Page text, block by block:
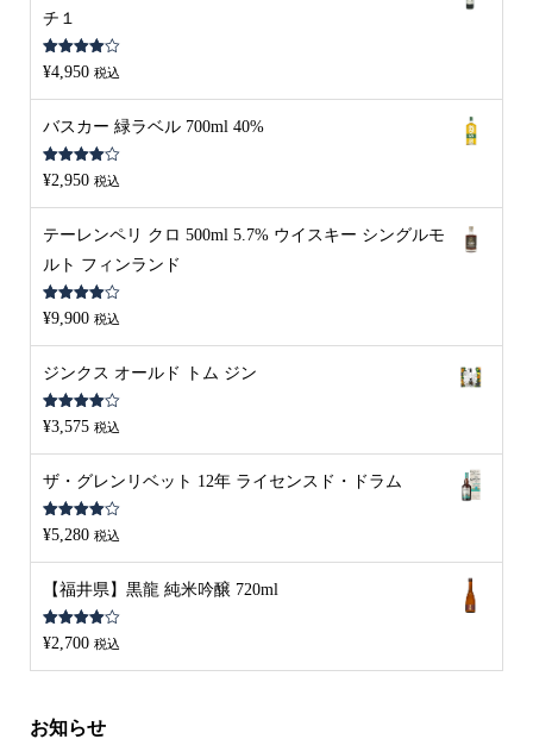
チ１
5段階中
4.00の評
価
¥4,950 税込
バスカー 緑ラベル 700ml 40%
5段階中
4.00の評
価
¥2,950 税込
テーレンペリ クロ 500ml 5.7% ウイスキー シングルモ
ルト フィンランド
5段階中
4.00の評
価
¥9,900 税込
ジンクス オールド トム ジン
5段階中
4.00の評
価
¥3,575 税込
ザ・グレンリベット 12年 ライセンスド・ドラム
5段階中
4.00の評
価
¥5,280 税込
【福井県】黒龍 純米吟醸 720ml
5段階中
4.00の評
価
¥2,700 税込
お知らせ